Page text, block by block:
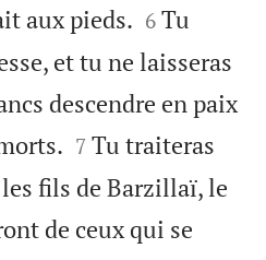
aux pieds. 

6 Tu
et tu ne laisseras
descendre en paix


7 Tu traiteras
fils de Barzillaï, le
de ceux qui se